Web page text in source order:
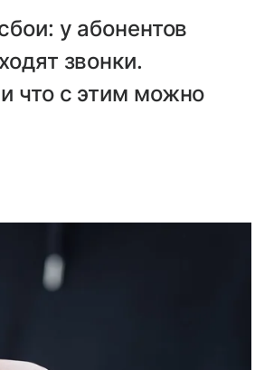
у абонентов
звонки.
что с этим можно